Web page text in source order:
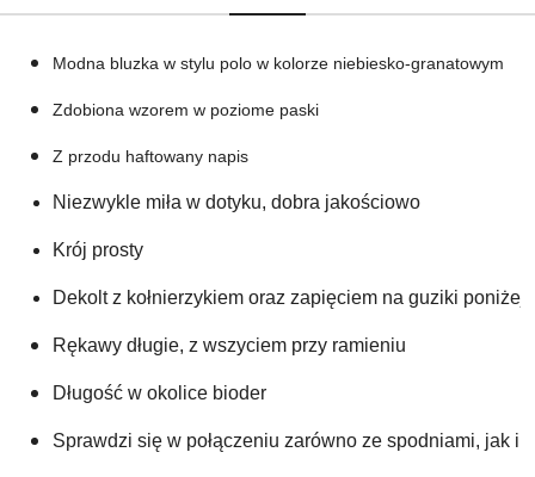
Modna bluzka w stylu polo w kolorze niebiesko-granatowym
Zdobiona wzorem w poziome paski
Z przodu haftowany napis
Niezwykle miła w dotyku, dobra jakościowo
Krój prosty
Dekolt z kołnierzykiem oraz zapięciem na guziki poniżej
Rękawy długie, z wszyciem przy ramieniu
Długość w okolice bioder
Sprawdzi się w połączeniu zarówno ze spodniami, jak i